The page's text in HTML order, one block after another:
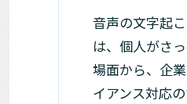
音声の文字起
は、個人がさ
場面から、企
イアンス対応